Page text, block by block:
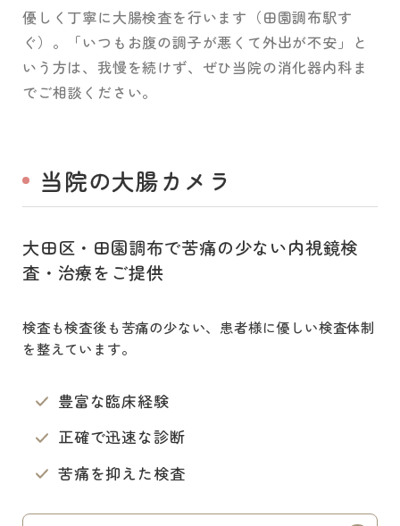
優しく丁寧に大腸検査を行います（田園調布駅す
ぐ）。「いつもお腹の調子が悪くて外出が不安」と
いう方は、我慢を続けず、ぜひ当院の消化器内科ま
でご相談ください。
当院の大腸カメラ
大田区・田園調布で苦痛の少ない内視鏡検
査・治療をご提供
検査も検査後も苦痛の少ない、患者様に優しい検査体制
を整えています。
豊富な臨床経験
正確で迅速な診断
苦痛を抑えた検査